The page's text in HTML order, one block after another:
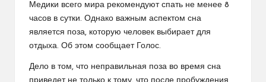
Медики всего мира рекомендуют спать не менее 8
часов в сутки. Однако важным аспектом сна
является поза, которую человек выбирает для
отдыха. Об этом сообщает Голос.
Дело в том, что неправильная поза во время сна
приведет не только к тому, что после пробуждения